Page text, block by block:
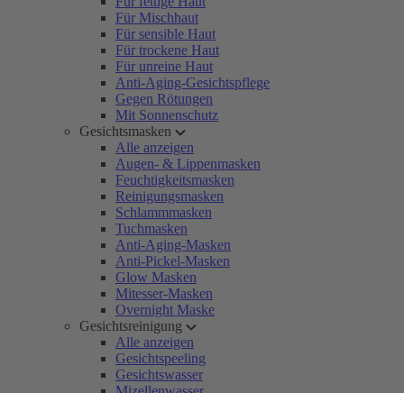
Für Mischhaut
Für sensible Haut
Für trockene Haut
Für unreine Haut
Anti-Aging-Gesichtspflege
Gegen Rötungen
Mit Sonnenschutz
Gesichtsmasken
Alle anzeigen
Augen- & Lippenmasken
Feuchtigkeitsmasken
Reinigungsmasken
Schlammmasken
Tuchmasken
Anti-Aging-Masken
Anti-Pickel-Masken
Glow Masken
Mitesser-Masken
Overnight Maske
Gesichtsreinigung
Alle anzeigen
Gesichtspeeling
Gesichtswasser